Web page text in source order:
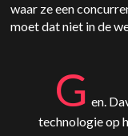
waar ze een
moet dat niet in de
G en.
technologie op